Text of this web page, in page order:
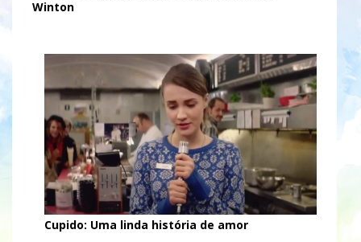
Winton
Cupido: Uma linda história de amor